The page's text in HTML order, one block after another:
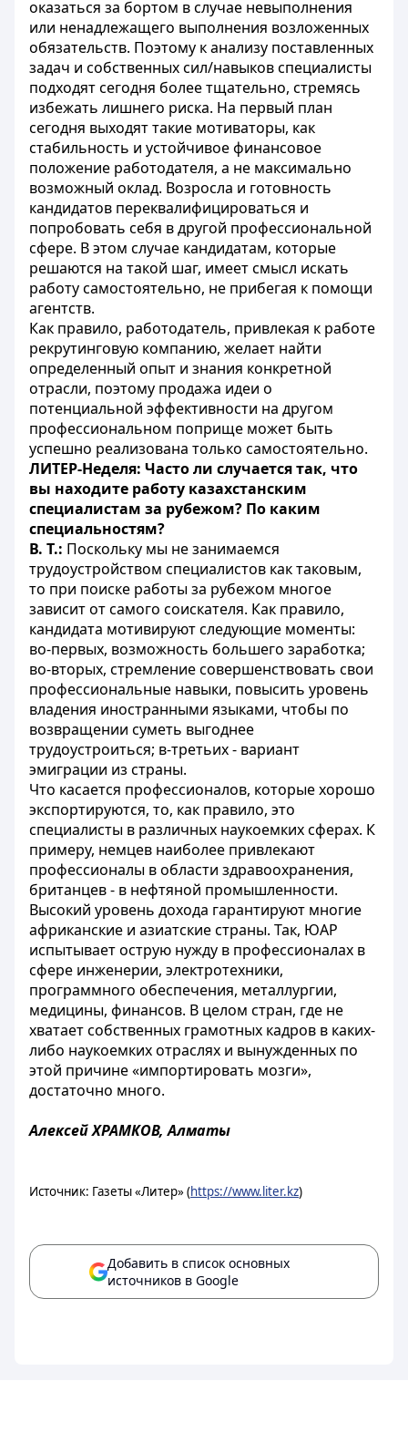
оказаться за бортом в случае невыполнения
или ненадлежащего выполнения возложенных
обязательств. Поэтому к анализу поставленных
задач и собственных сил/навыков специалисты
подходят сегодня более тщательно, стремясь
избежать лишнего риска. На первый план
сегодня выходят такие мотиваторы, как
стабильность и устойчивое финансовое
положение работодателя, а не максимально
возможный оклад. Возросла и готовность
кандидатов переквалифицироваться и
попробовать себя в другой профессиональной
сфере. В этом случае кандидатам, которые
решаются на такой шаг, имеет смысл искать
работу самостоятельно, не прибегая к помощи
агентств.
Как правило, работодатель, привлекая к работе
рекрутинговую компанию, желает найти
определенный опыт и знания конкретной
отрасли, поэтому продажа идеи о
потенциальной эффективности на другом
профессиональном поприще может быть
успешно реализована только самостоятельно.
ЛИТЕР-Неделя: Часто ли случается так, что
вы находите работу казахстанским
специалистам за рубежом? По каким
специальностям?
В. Т.: Поскольку мы не занимаемся
трудоустройством специалистов как таковым,
то при поиске работы за рубежом многое
зависит от самого соискателя. Как правило,
кандидата мотивируют следующие моменты:
во-первых, возможность большего заработка;
во-вторых, стремление совершенствовать свои
профессиональные навыки, повысить уровень
владения иностранными языками, чтобы по
возвращении суметь выгоднее
трудоустроиться; в-третьих - вариант
эмиграции из страны.
Что касается профессионалов, которые хорошо
экспортируются, то, как правило, это
специалисты в различных наукоемких сферах. К
примеру, немцев наиболее привлекают
профессионалы в области здравоохранения,
британцев - в нефтяной промышленности.
Высокий уровень дохода гарантируют многие
африканские и азиатские страны. Так, ЮАР
испытывает острую нужду в профессионалах в
сфере инженерии, электротехники,
программного обеспечения, металлургии,
медицины, финансов. В целом стран, где не
хватает собственных грамотных кадров в каких-
либо наукоемких отраслях и вынужденных по
этой причине «импортировать мозги»,
достаточно много.
Алексей ХРАМКОВ, Алматы
Источник: Газеты «Литер» (https://www.liter.kz)
Добавить в список основных
источников в Google